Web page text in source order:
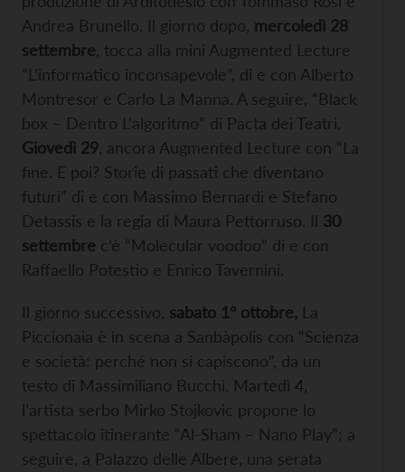
Andrea Brunello. Il giorno dopo, mercoledì 28
settembre , tocca alla mini Augmented Lecture
“L’informatico inconsapevole”, di e con Alberto
Montresor e Carlo La Manna. A seguire, “Black
box – Dentro L’algoritmo” di Pacta dei Teatri.
Giovedì 29 , ancora Augmented Lecture con “La
fine. E poi? Storie di passati che diventano
futuri” di e con Massimo Bernardi e Stefano
Detassis e la regia di Maura Pettorruso. Il 30
settembre c’è “Molecular voodoo” di e con
Raffaello Potestio e Enrico Tavernini.
Il giorno successivo, sabato 1° ottobre, La
Piccionaia è in scena a Sanbàpolis con “Scienza
e società: perché non si capiscono”, da un
testo di Massimiliano Bucchi. Martedì 4,
l’artista serbo Mirko Stojkovic propone lo
spettacolo itinerante “Al-Sham – Nano Play”; a
seguire, a Palazzo delle Albere, una serata